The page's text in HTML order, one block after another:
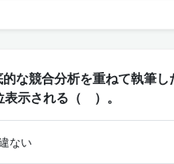
な競合分析を重ねて執筆し
表示される（ ）。
ない